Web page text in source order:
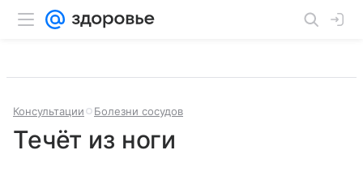
Консультации Болезни сосудов
Течёт из ноги